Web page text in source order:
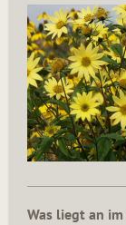
Was liegt an